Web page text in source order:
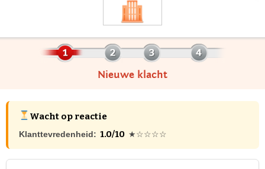
Nieuwe klacht
Wacht op reactie
Klanttevredenheid: 1.0/10 ★☆☆☆☆